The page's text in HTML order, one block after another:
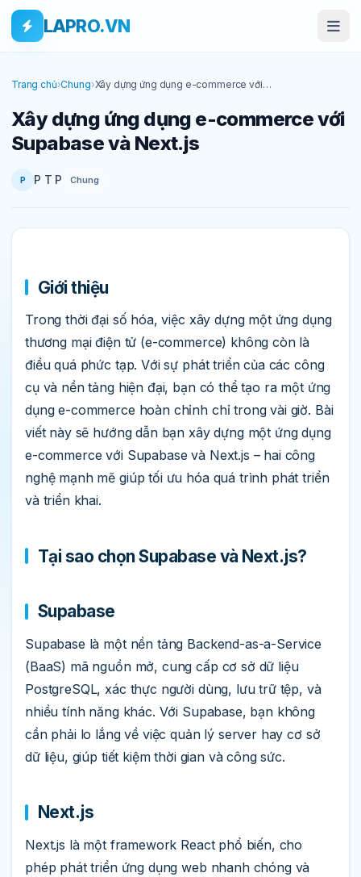
Skip to main content
Bỏ qua tới nội dung
LAPRO.VN
Trang chủ›Chung›Xây dựng ứng dụng e-commerce với
Xây dựng ứng dụng e-commerce với
Supabase và Next.js
P P T P Chung
Giới thiệu
Trong thời đại số hóa, việc xây dựng một ứng dụng
thương mại điện tử (e-commerce) không còn là
điều quá phức tạp. Với sự phát triển của các công
cụ và nền tảng hiện đại, bạn có thể tạo ra một ứng
dụng e-commerce hoàn chỉnh chỉ trong vài giờ. Bài
viết này sẽ hướng dẫn bạn xây dựng một ứng dụng
e-commerce với Supabase và Next.js – hai công
nghệ mạnh mẽ giúp tối ưu hóa quá trình phát triển
và triển khai.
Tại sao chọn Supabase và Next.js?
Supabase
Supabase là một nền tảng Backend-as-a-Service
(BaaS) mã nguồn mở, cung cấp cơ sở dữ liệu
PostgreSQL, xác thực người dùng, lưu trữ tệp, và
nhiều tính năng khác. Với Supabase, bạn không
cần phải lo lắng về việc quản lý server hay cơ sở
dữ liệu, giúp tiết kiệm thời gian và công sức.
Next.js
Next.js là một framework React phổ biến, cho
phép phát triển ứng dụng web nhanh chóng và